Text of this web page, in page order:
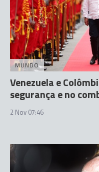
MUNDO
Venezuela e
segurança e no
2 Nov 07:46